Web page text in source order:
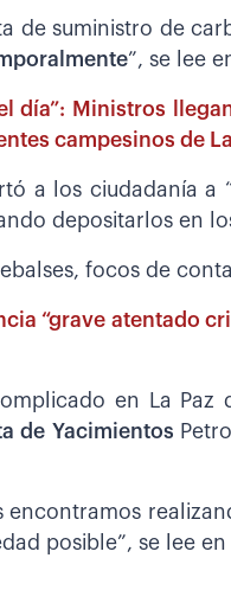
de suministro de
”, se lee
día”: Ministros
campesinos de
a los ciudadanía a
depositarlos en
focos de
“grave atentado
en La Paz
de Yacimientos
posible”, se lee